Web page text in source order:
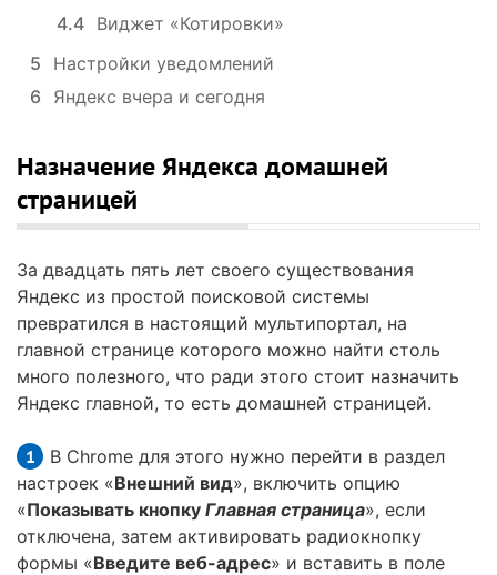
4.4 Виджет «Котировки»
5
Настройки уведомлений
6
Яндекс вчера и сегодня
Назначение Яндекса домашней
страницей
За двадцать пять лет своего существования
Яндекс из простой поисковой системы
превратился в настоящий мультипортал, на
главной странице которого можно найти столь
много полезного, что ради этого стоит назначить
Яндекс главной, то есть домашней страницей.
В Chrome для этого нужно перейти в раздел
настроек «Внешний вид», включить опцию
«Показывать кнопку Главная страница», если
отключена, затем активировать радиокнопку
формы «Введите веб-адрес» и вставить в поле